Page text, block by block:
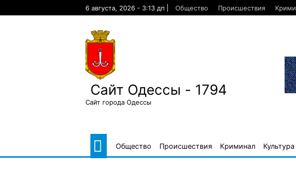
6 августа, 2026 - 3:13 дп Общество Происшествия
Сайт Одессы - 1794
Сайт города Одессы
Общество Происшествия Криминал Культура